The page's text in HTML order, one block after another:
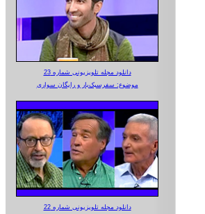
دانلود مجله تلویزیونی شماره 23
موضوع: سفرسبک‌بار و رایگان سواری
دانلود مجله تلویزیونی شماره 22